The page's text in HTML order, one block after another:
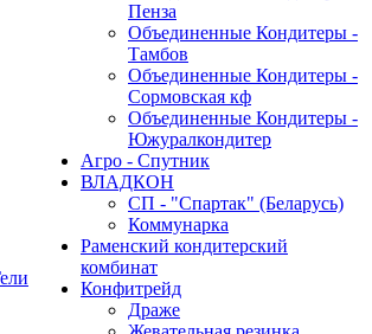
Пенза
Объединенные Кондитеры -
Тамбов
Объединенные Кондитеры -
Сормовская кф
Объединенные Кондитеры -
Южуралкондитер
Агро - Спутник
ВЛАДКОН
СП - "Спартак" (Беларусь)
Коммунарка
Раменский кондитерский
комбинат
Конфитрейд
Драже